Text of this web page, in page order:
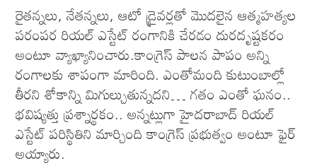
రైతన్నలు, నేతన్నలు, ఆటో డ్రైవర్లతో మొదలైన ఆత్మహత్యల
పరంపర రియల్ ఎస్టేట్ రంగానికి చేరడం దురదృష్టకరం
అంటూ వ్యాఖ్యానించారు.కాంగ్రెస్ పాలన పాపం అన్ని
రంగాలకు శాపంగా మారింది. ఎంతోమంది కుటుంబాల్లో
తీరని శోకాన్ని మిగుల్చుతున్నదని… గతం ఎంతో ఘనం..
భవిష్యత్తు ప్రశ్నార్థకం.. అన్నట్లుగా హైదరాబాద్ రియల్
ఎస్టేట్ పరిస్థితిని మార్చింది కాంగ్రెస్ ప్రభుత్వం అంటూ ఫైర్
అయ్యారు.